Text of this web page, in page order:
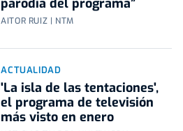
parodia del programa”
AITOR RUIZ | NTM
ACTUALIDAD
'La isla de las tentaciones',
el programa de televisión
más visto en enero